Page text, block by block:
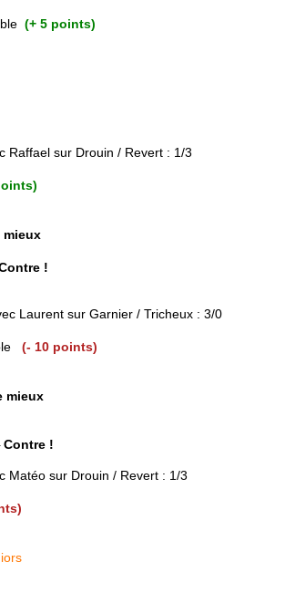
(+ 5 points)
Raffael sur Drouin / Revert : 1/3
mieux
!
Laurent sur Garnier / Tricheux : 3/0
(- 10 points)
mieux
Contre !
Matéo sur Drouin / Revert : 1/3